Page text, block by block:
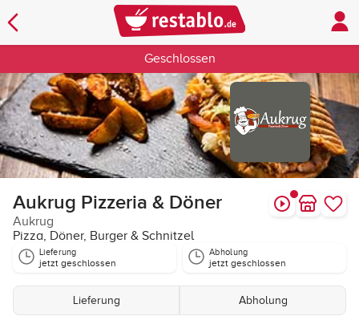
Geschlossen
Aukrug Pizzeria & Döner
Aukrug
Pizza, Döner, Burger & Schnitzel
Lieferung
jetzt geschlossen
Abholung
jetzt geschlossen
Lieferung Abholung